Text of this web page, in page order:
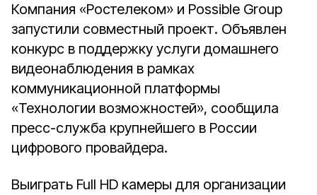
Компания «Ростелеком» и Possible Group
запустили совместный проект. Объявлен
конкурс в поддержку услуги домашнего
видеонаблюдения в рамках
коммуникационной платформы
«Технологии возможностей», сообщила
пресс-служба крупнейшего в России
цифрового провайдера.
Выиграть Full HD камеры для организации